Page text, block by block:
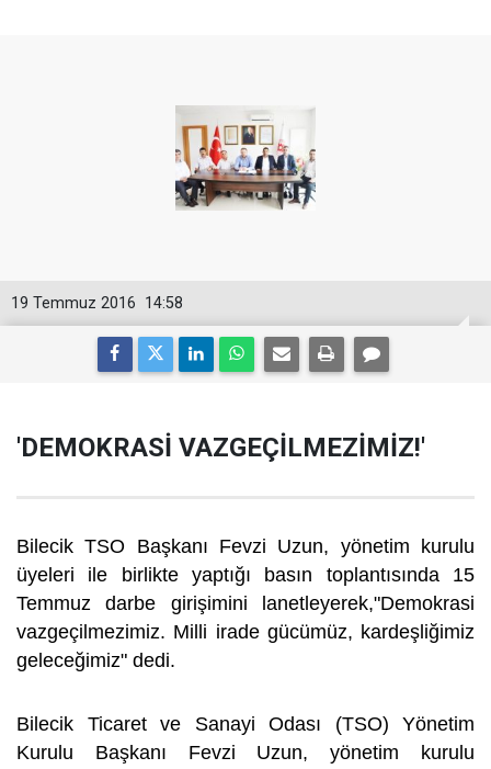
14:58
19 Temmuz 2016
'DEMOKRASİ VAZGEÇİLMEZİMİZ!'
Bilecik TSO Başkanı Fevzi Uzun, yönetim kurulu
üyeleri ile birlikte yaptığı basın toplantısında 15
Temmuz darbe girişimini lanetleyerek,"Demokrasi
vazgeçilmezimiz. Milli irade gücümüz, kardeşliğimiz
geleceğimiz" dedi.
Bilecik Ticaret ve Sanayi Odası (TSO) Yönetim
Kurulu Başkanı Fevzi Uzun, yönetim kurulu